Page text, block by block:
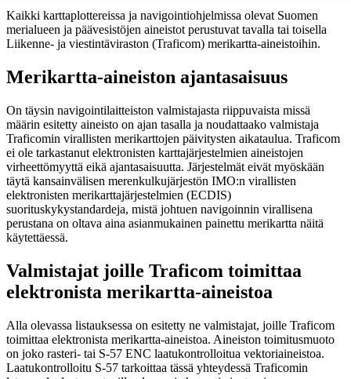
Kaikki karttaplottereissa ja navigointiohjelmissa olevat Suomen
merialueen ja päävesistöjen aineistot perustuvat tavalla tai toisella
Liikenne- ja viestintäviraston (Traficom) merikartta-aineistoihin.
Merikartta-aineiston ajantasaisuus
On täysin navigointilaitteiston valmistajasta riippuvaista missä
määrin esitetty aineisto on ajan tasalla ja noudattaako valmistaja
Traficomin virallisten merikarttojen päivitysten aikataulua. Traficom
ei ole tarkastanut elektronisten karttajärjestelmien aineistojen
virheettömyyttä eikä ajantasaisuutta. Järjestelmät eivät myöskään
täytä kansainvälisen merenkulkujärjestön IMO:n virallisten
elektronisten merikarttajärjestelmien (ECDIS)
suorituskykystandardeja, mistä johtuen navigoinnin virallisena
perustana on oltava aina asianmukainen painettu merikartta näitä
käytettäessä.
Valmistajat joille Traficom toimittaa
elektronista merikartta-aineistoa
Alla olevassa listauksessa on esitetty ne valmistajat, joille Traficom
toimittaa elektronista merikartta-aineistoa. Aineiston toimitusmuoto
on joko rasteri- tai S-57 ENC laatukontrolloitua vektoriaineistoa.
Laatukontrolloitu S-57 tarkoittaa tässä yhteydessä Traficomin